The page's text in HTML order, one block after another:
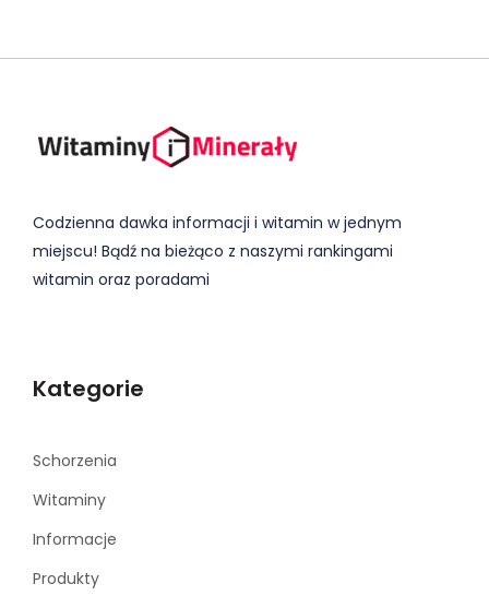
Codzienna dawka informacji i witamin w jednym
miejscu! Bądź na bieżąco z naszymi rankingami
witamin oraz poradami
Kategorie
Schorzenia
Witaminy
Informacje
Produkty